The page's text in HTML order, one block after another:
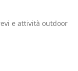
e attività outdoor